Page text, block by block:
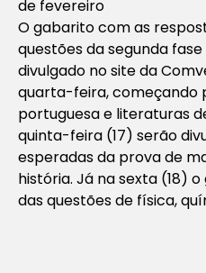
de fevereiro
O gabarito com as
questões da segunda
divulgado no site da
quarta-feira, começando
portuguesa e literaturas
quinta-feira (17) serão
esperadas da prova de
história. Já na sexta (18)
das questões de física,